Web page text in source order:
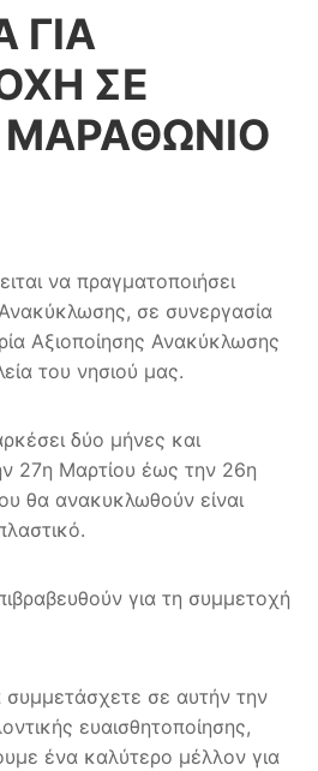
ΓΙΑ
ΣΕ
ΜΑΡΑΘΩΝΙΟ
να πραγματοποιήσει
σε συνεργασία
Αξιοποίησης Ανακύκλωσης
του νησιού μας.
δύο μήνες και
27η Μαρτίου έως την 26η
θα ανακυκλωθούν είναι
για τη συμμετοχή
σε αυτήν την
ευαισθητοποίησης,
ένα καλύτερο μέλλον για